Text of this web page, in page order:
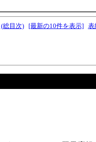
(総目次) [最新の10件を表示] 表